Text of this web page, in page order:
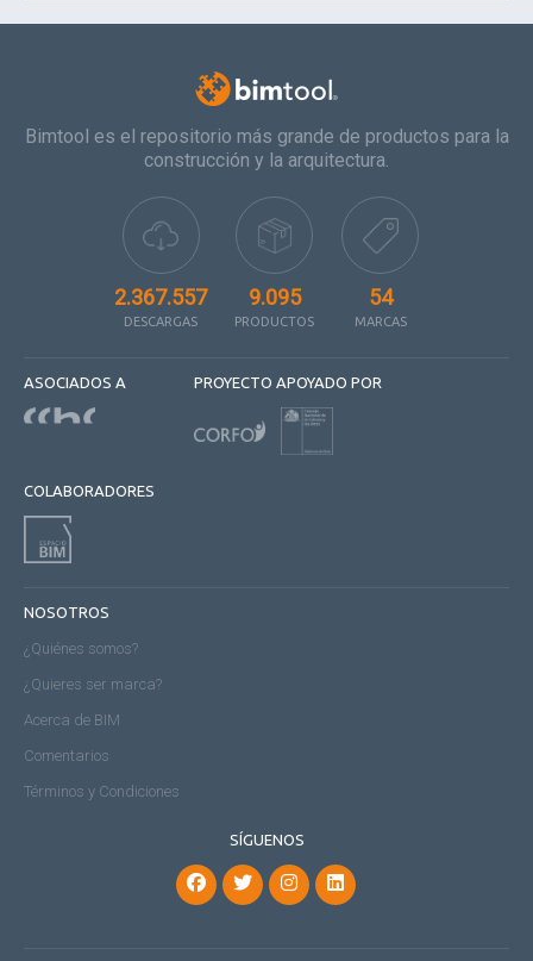
Bimtool es el repositorio más grande de productos para la
construcción y la arquitectura.
2.367.557
DESCARGAS
9.095
PRODUCTOS
54
MARCAS
ASOCIADOS A PROYECTO APOYADO POR
COLABORADORES
NOSOTROS
¿Quiénes somos?
¿Quieres ser marca?
Acerca de BIM
Comentarios
Términos y Condiciones
SÍGUENOS